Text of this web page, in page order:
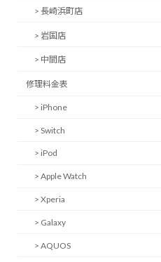
> 長崎浜町店
> 岩国店
> 中間店
修理料金表
> iPhone
> Switch
> iPod
> Apple Watch
> Xperia
> Galaxy
> AQUOS